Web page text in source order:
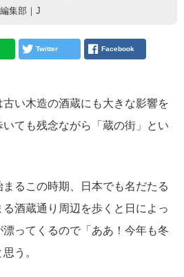
編集部｜J
い木造の酒蔵にも大きな影響を
ても残念ながら「蔵の街」とい
るこの時期、日本でも名だたる
酒蔵通り周辺を歩くと日によっ
ってくるので「ああ！今年も冬
う。
Twitter Facebook